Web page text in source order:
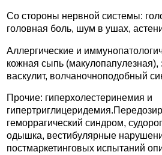
Со стороны нервной системы:
головная боль, шум в ушах,
Аллергические и
кожная сыпь (макулопапулезная),
васкулит, волчаночноподобный
Прочие: гиперхолестеринемия и
геморрагический синдром,
одышка, вестибулярные
постмаркетинговых испытаний